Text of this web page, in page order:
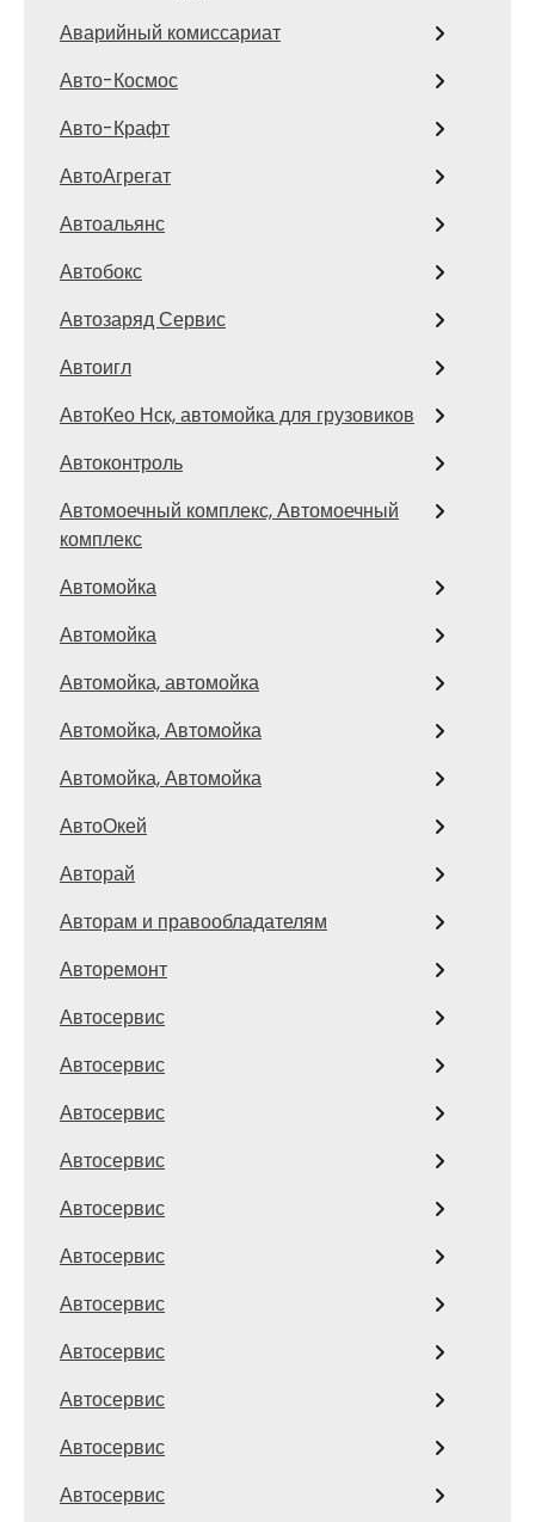
Аварийный комиссариат
Авто-Космос
Авто-Крафт
АвтоАгрегат
Автоальянс
Автобокс
Автозаряд Сервис
Автоигл
АвтоКео Нск, автомойка для грузовиков
Автоконтроль
Автомоечный комплекс, Автомоечный
комплекс
Автомойка
Автомойка
Автомойка, автомойка
Автомойка, Автомойка
Автомойка, Автомойка
АвтоОкей
Авторай
Авторам и правообладателям
Авторемонт
Автосервис
Автосервис
Автосервис
Автосервис
Автосервис
Автосервис
Автосервис
Автосервис
Автосервис
Автосервис
Автосервис